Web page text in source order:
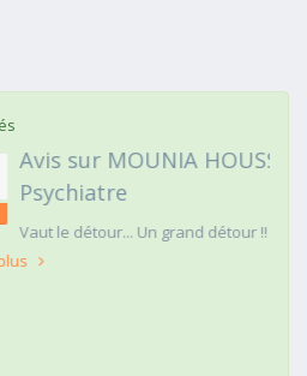
HOUSSAIM,
Un grand détour !!